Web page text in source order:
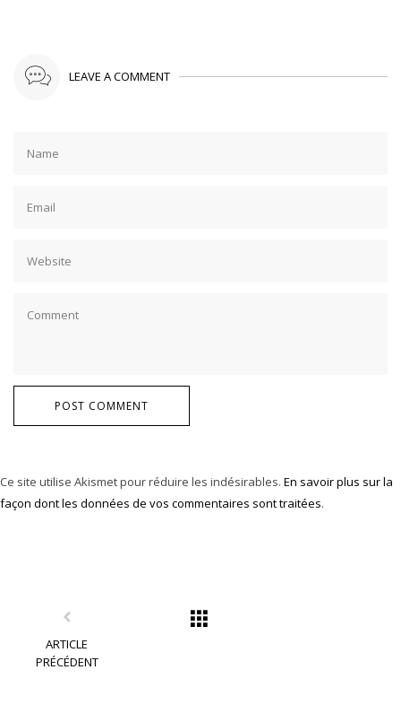
LEAVE A COMMENT
POST COMMENT
Ce site utilise Akismet pour réduire les indésirables. En savoir plus sur la
façon dont les données de vos commentaires sont traitées.
ARTICLE
PRÉCÉDENT